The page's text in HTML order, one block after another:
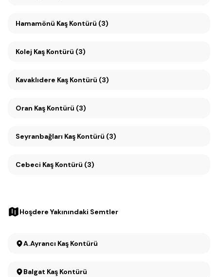
Hamamönü Kaş Kontürü (3)
Kolej Kaş Kontürü (3)
Kavaklıdere Kaş Kontürü (3)
Oran Kaş Kontürü (3)
Seyranbağları Kaş Kontürü (3)
Cebeci Kaş Kontürü (3)
Hoşdere Yakınındaki Semtler
A.Ayrancı Kaş Kontürü
Balgat Kaş Kontürü